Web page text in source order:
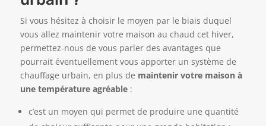
Si vous hésitez à choisir le moyen par le biais duquel
vous allez maintenir votre maison au chaud cet hiver,
permettez-nous de vous parler des avantages que
pourrait éventuellement vous apporter un système de
chauffage urbain, en plus de maintenir votre maison à
une température agréable:
c’est un moyen qui permet de produire une quantité